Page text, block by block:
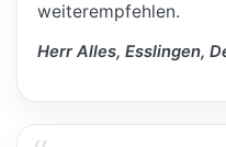
weiterempfehlen.
Herr Alles, Esslingen,